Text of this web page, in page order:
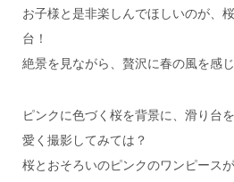
お子様と是非楽しんでほしいのが、
台！
絶景を見ながら、贅沢に春の風を感
ピンクに色づく桜を背景に、滑り台
愛く撮影してみては？
桜とおそろいのピンクのワンピース